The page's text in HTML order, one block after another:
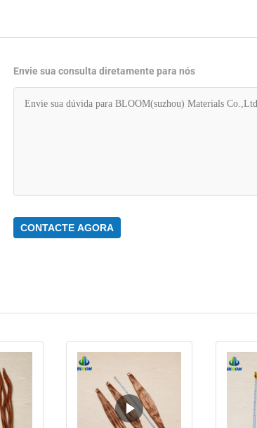
Envie sua consulta diretamente para nós
CONTACTE AGORA